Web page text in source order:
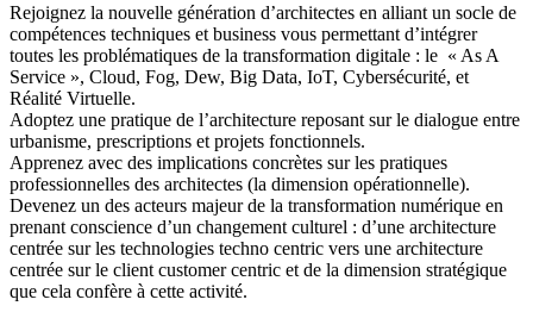
Rejoignez la nouvelle génération d’architectes en alliant un socle de
compétences techniques et business vous permettant d’intégrer
toutes les problématiques de la transformation digitale : le « As A
Service », Cloud, Fog, Dew, Big Data, IoT, Cybersécurité, et
Réalité Virtuelle.
Adoptez une pratique de l’architecture reposant sur le dialogue entre
urbanisme, prescriptions et projets fonctionnels.
Apprenez avec des implications concrètes sur les pratiques
professionnelles des architectes (la dimension opérationnelle).
Devenez un des acteurs majeur de la transformation numérique en
prenant conscience d’un changement culturel : d’une architecture
centrée sur les technologies techno centric vers une architecture
centrée sur le client customer centric et de la dimension stratégique
que cela confère à cette activité.